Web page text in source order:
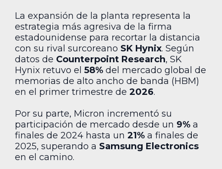
La expansión de la planta representa la
estrategia más agresiva de la firma
estadounidense para recortar la distancia
con su rival surcoreano SK Hynix. Según
datos de Counterpoint Research, SK
Hynix retuvo el 58% del mercado global de
memorias de alto ancho de banda (HBM)
en el primer trimestre de 2026.
Por su parte, Micron incrementó su
participación de mercado desde un 9% a
finales de 2024 hasta un 21% a finales de
2025, superando a Samsung Electronics
en el camino.